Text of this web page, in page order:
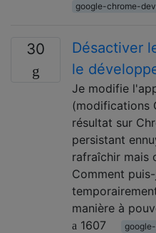
google-chrome-
30
Désactiver
le
Je modifie
(modifications
résultat sur
persistant
rafraîchir mais
Comment
manière à
1607